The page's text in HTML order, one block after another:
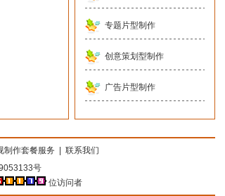
专题片型制作
创意策划型制作
广告片型制作
制作套餐服务
联系我们
号
位访问者